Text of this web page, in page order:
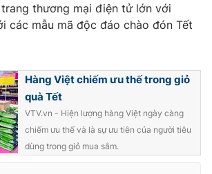
English
thương mại điện tử lớn với
các mẫu mã độc đáo chào đón Tết
Hàng Việt chiếm ưu thế trong giỏ
quà Tết
VTV.vn - Hiện lượng hàng Việt ngày càng
chiếm ưu thế và là sự ưu tiên của người tiêu
dùng trong giỏ mua sắm.